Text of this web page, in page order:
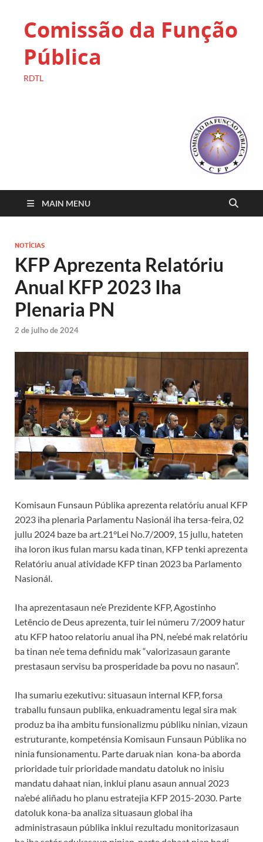
Comissão da Função
Pública
RDTL
MAIN MENU
NOTÍCIAS
KFP Aprezenta Relatóriu
Anual KFP 2023 Iha
Plenaria PN
2 de julho de 2024
Komisaun Funsaun Públika aprezenta relatóriu anual KFP
2023 iha plenaria Parlamentu Nasionál iha tersa-feira, 02
jullu 2024 baze ba art.21°Lei No.7/2009, 15 jullu, hateten
iha loron ikus fulan marsu kada tinan, KFP tenki aprezenta
Relatóriu anual atividade KFP tinan 2023 ba Parlamento
Nasionál.
Iha aprezentasaun ne’e Prezidente KFP, Agostinho
Letêncio de Deus aprezenta, tuir lei númeru 7/2009 hatur
atu KFP hatoo relatoriu anual iha PN, ne’ebé mak relatóriu
ba tinan ne’e tema definidu mak “valorizasaun garante
prestasaun servisu ba prosperidade ba povu no nasaun”.
Iha sumariu ezekutivu: situasaun internal KFP, forsa
traballu funsaun publika, enkuadramentu legal sira mak
produz ba iha ambitu funsionalizmu públiku ninian, vizaun
estruturante, kompeténsia Komisaun Funsaun Públika no
ninia funsionamentu. Parte daruak nian kona-ba aborda
prioridade tuir prioridade mandatu datoluk no inisiu
mandatu dahaat nian, inklui planu asaun annual 2023
na’ebé aliñadu ho planu estratejia KFP 2015-2030. Parte
datoluk kona-ba analiza situasaun global iha
administrasaun públika inklui rezultadu monitorizasaun